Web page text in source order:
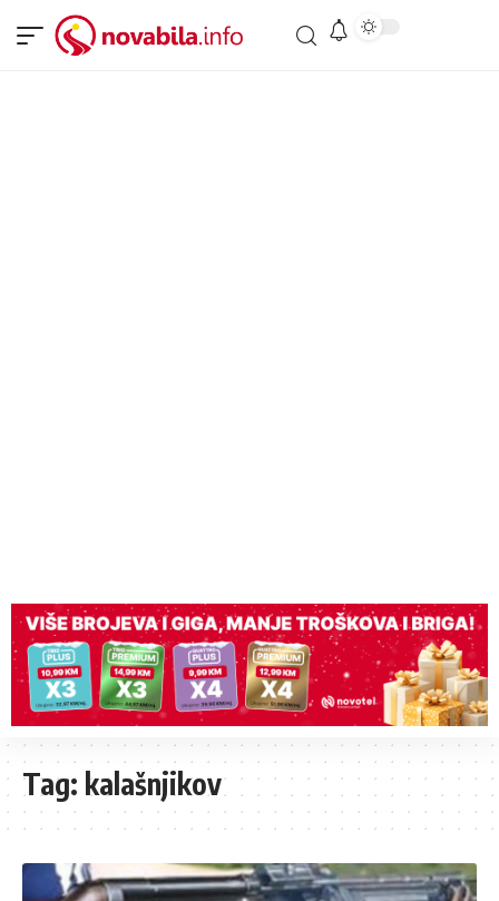
Tag: kalašnjikov